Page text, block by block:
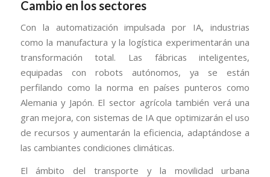
Cambio en los sectores
Con la automatización impulsada por IA, industrias
como la manufactura y la logística experimentarán una
transformación total. Las fábricas inteligentes,
equipadas con robots autónomos, ya se están
perfilando como la norma en países punteros como
Alemania y Japón. El sector agrícola también verá una
gran mejora, con sistemas de IA que optimizarán el uso
de recursos y aumentarán la eficiencia, adaptándose a
las cambiantes condiciones climáticas.
El ámbito del transporte y la movilidad urbana